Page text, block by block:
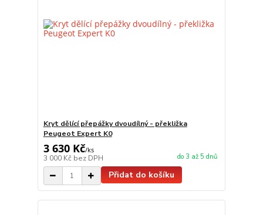
Kryt dělící přepážky dvoudílný - překližka
Peugeot Expert K0
3 630 Kč/ks
3 000 Kč bez DPH do 3 až 5 dnů
Přidat do košíku